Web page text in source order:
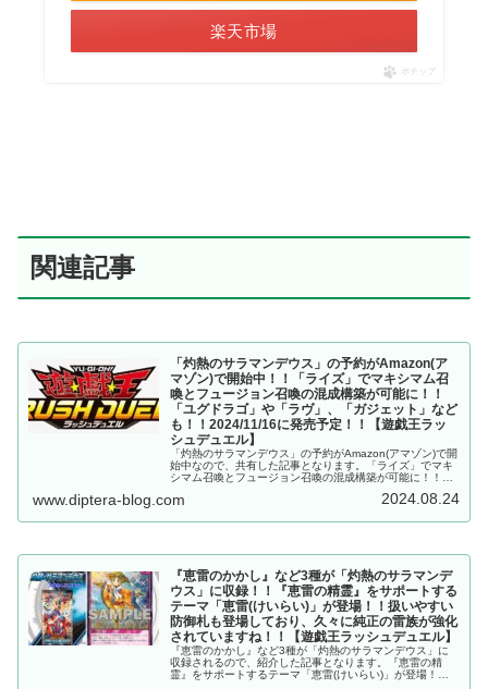
楽天市場
ポチップ
関連記事
「灼熱のサラマンデウス」の予約がAmazon(ア
マゾン)で開始中！！「ライズ」でマキシマム召
喚とフュージョン召喚の混成構築が可能に！！
「ユグドラゴ」や「ラヴ」、「ガジェット」など
も！！2024/11/16に発売予定！！【遊戯王ラッ
シュデュエル】
「灼熱のサラマンデウス」の予約がAmazon(アマゾン)で開
始中なので、共有した記事となります。「ライズ」でマキ
シマム召喚とフュージョン召喚の混成構築が可能に！！
2024/11/16に発売予定！！【遊戯王ラッシュデュエル】
www.diptera-blog.com 2024.08.24
『恵雷のかかし』など3種が「灼熱のサラマンデ
ウス」に収録！！『恵雷の精霊』をサポートする
テーマ「恵雷(けいらい)」が登場！！扱いやすい
防御札も登場しており、久々に純正の雷族が強化
されていますね！！【遊戯王ラッシュデュエル】
『恵雷のかかし』など3種が「灼熱のサラマンデウス」に
収録されるので、紹介した記事となります。『恵雷の精
霊』をサポートするテーマ「恵雷(けいらい)」が登場！！